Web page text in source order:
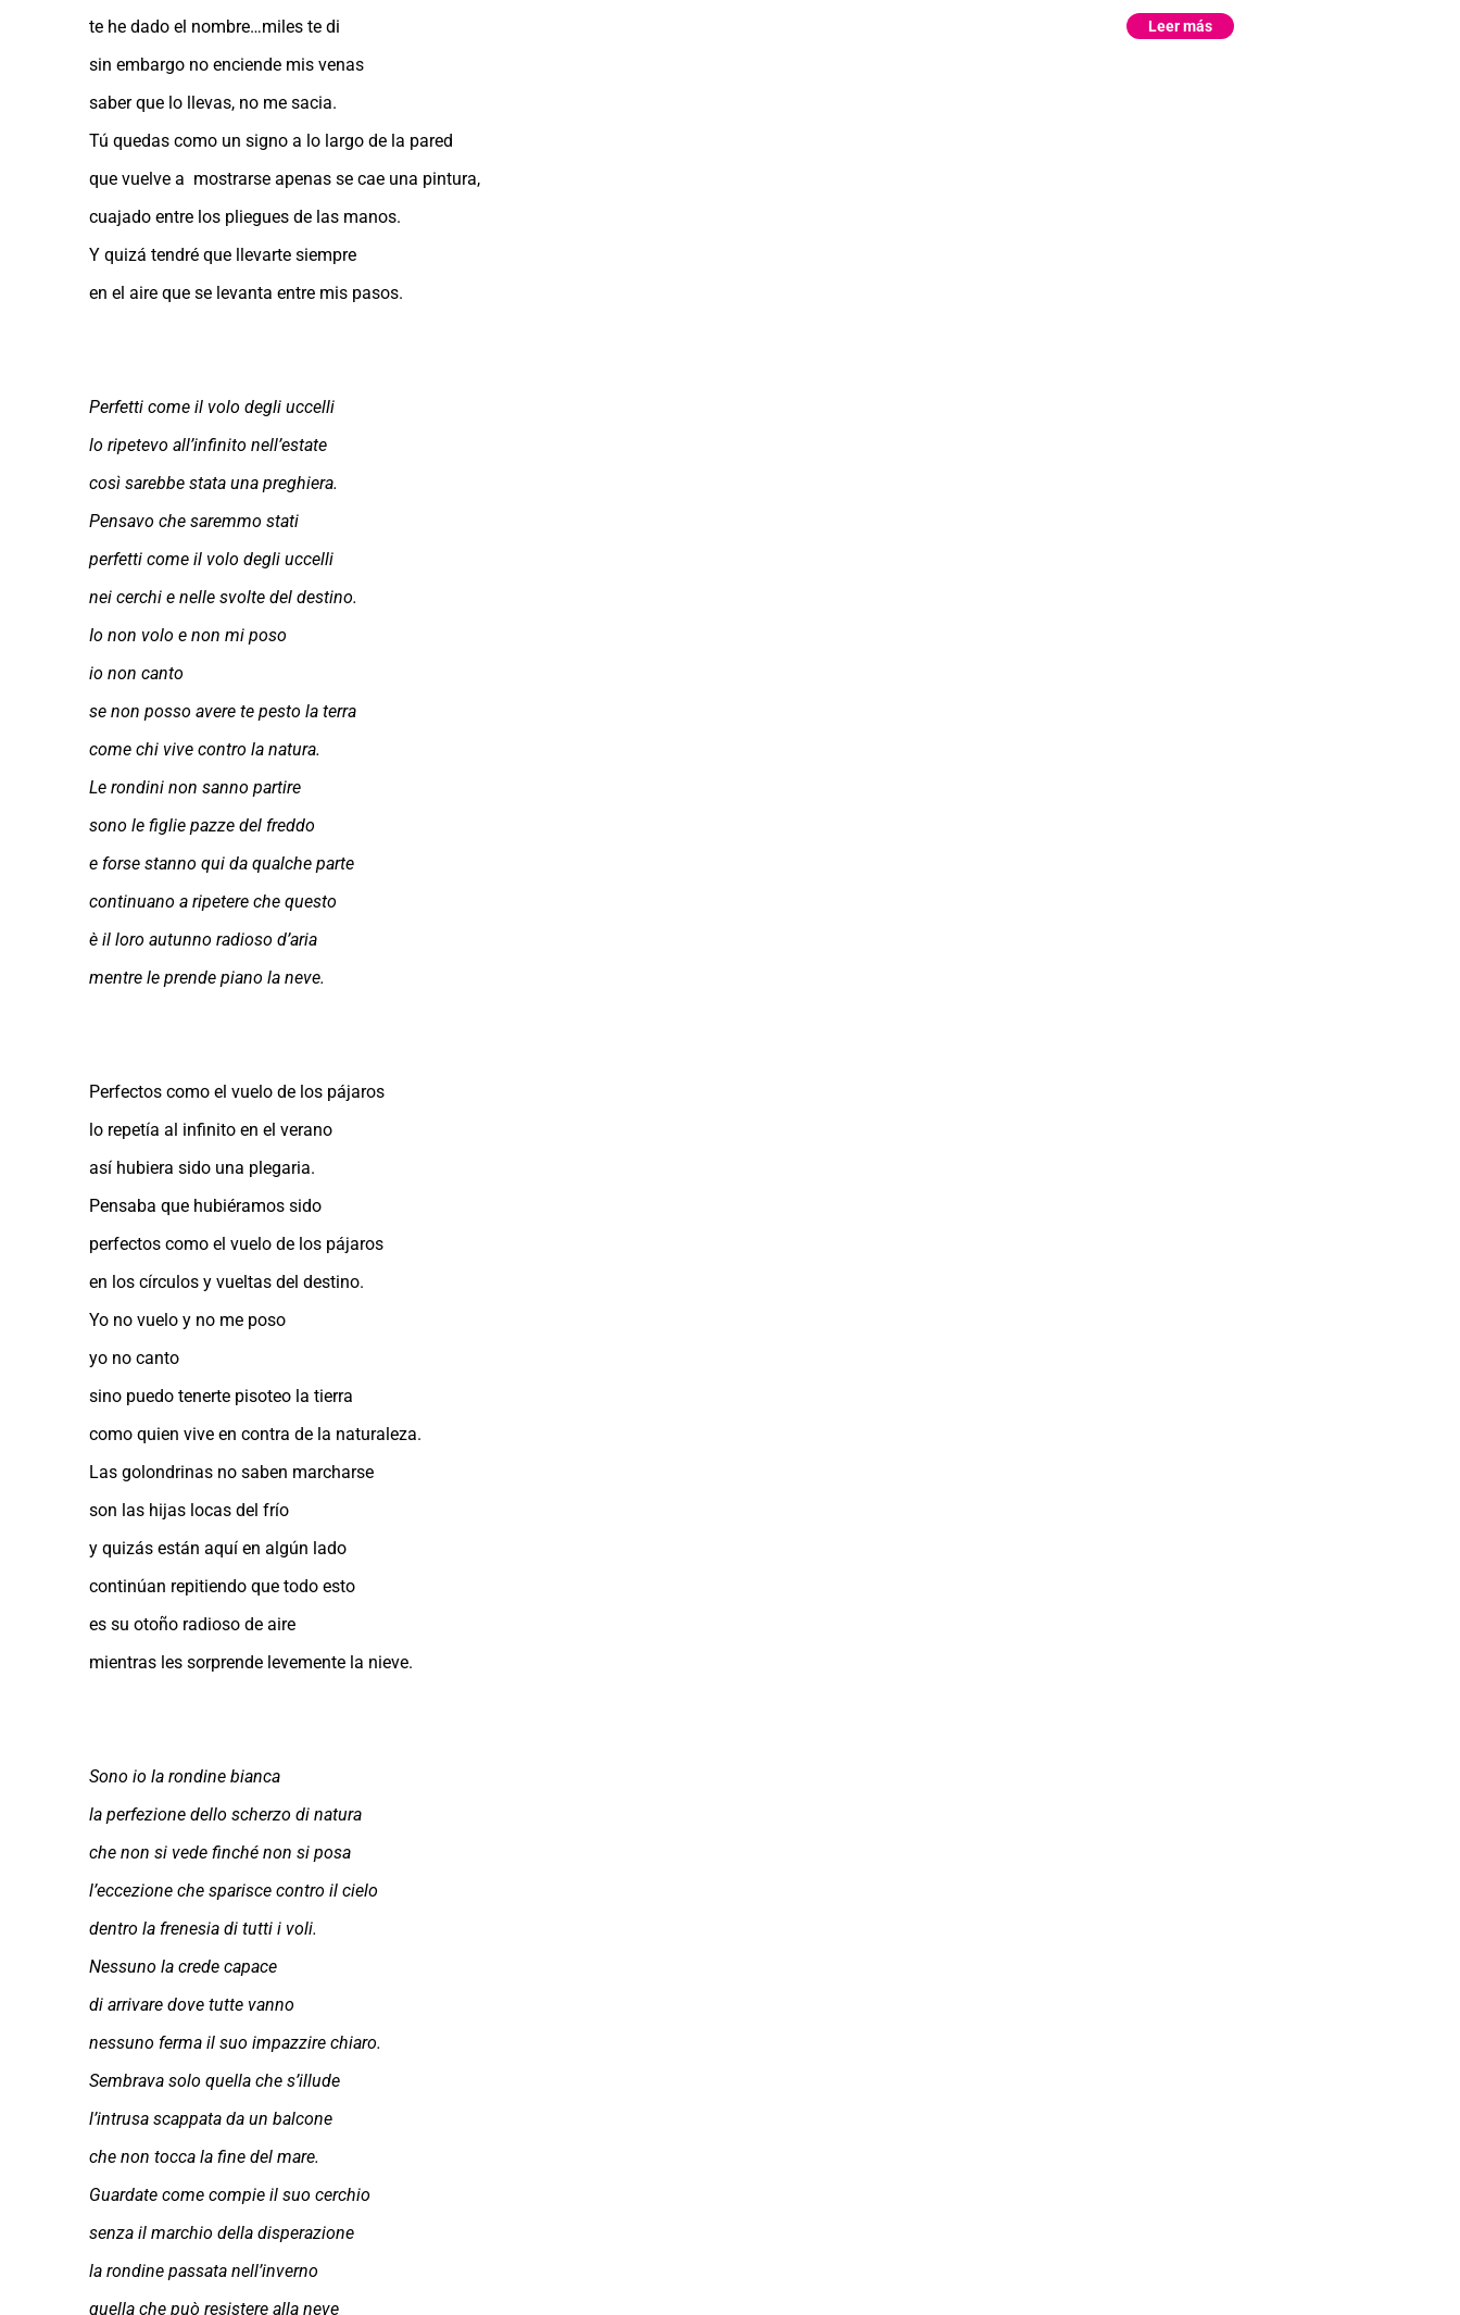
te he dado el nombre…miles te di
sin embargo no enciende mis venas
saber que lo llevas, no me sacia.
Tú quedas como un signo a lo largo de la pared
que vuelve a mostrarse apenas se cae una pintura,
cuajado entre los pliegues de las manos.
Y quizá tendré que llevarte siempre
en el aire que se levanta entre mis pasos.
Perfetti come il volo degli uccelli
lo ripetevo all’infinito nell’estate
così sarebbe stata una preghiera.
Pensavo che saremmo stati
perfetti come il volo degli uccelli
nei cerchi e nelle svolte del destino.
Io non volo e non mi poso
io non canto
se non posso avere te pesto la terra
come chi vive contro la natura.
Le rondini non sanno partire
sono le figlie pazze del freddo
e forse stanno qui da qualche parte
continuano a ripetere che questo
è il loro autunno radioso d’aria
mentre le prende piano la neve.
Perfectos como el vuelo de los pájaros
lo repetía al infinito en el verano
así hubiera sido una plegaria.
Pensaba que hubiéramos sido
perfectos como el vuelo de los pájaros
en los círculos y vueltas del destino.
Yo no vuelo y no me poso
yo no canto
sino puedo tenerte pisoteo la tierra
como quien vive en contra de la naturaleza.
Las golondrinas no saben marcharse
son las hijas locas del frío
y quizás están aquí en algún lado
continúan repitiendo que todo esto
es su otoño radioso de aire
mientras les sorprende levemente la nieve.
Sono io la rondine bianca
la perfezione dello scherzo di natura
che non si vede finché non si posa
l’eccezione che sparisce contro il cielo
dentro la frenesia di tutti i voli.
Nessuno la crede capace
di arrivare dove tutte vanno
nessuno ferma il suo impazzire chiaro.
Sembrava solo quella che s’illude
l’intrusa scappata da un balcone
che non tocca la fine del mare.
Guardate come compie il suo cerchio
senza il marchio della disperazione
la rondine passata nell’inverno
quella che può resistere alla neve
Leer más